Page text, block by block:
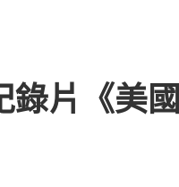
片《美